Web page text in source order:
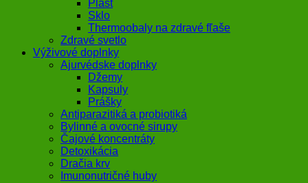
Plast
Sklo
Thermoobaly na zdravé fľaše
Zdravé svetlo
Výživové doplnky
Ajurvédske doplnky
Džemy
Kapsuly
Prášky
Antiparazitiká a probiotiká
Bylinné a ovocné sirupy
Čajové koncentráty
Detoxikácia
Dračia krv
Imunonutričné huby